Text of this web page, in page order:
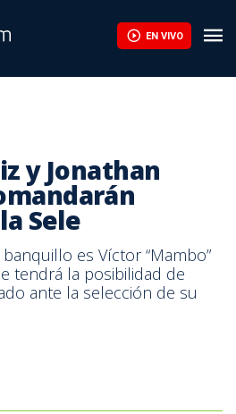
EN VIVO
y Jonathan
Sele
es Víctor “Mambo”
tendrá la posibilidad de
ante la selección de su